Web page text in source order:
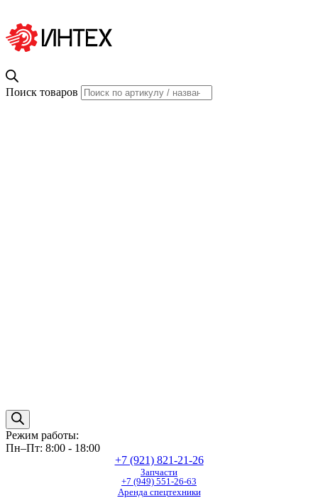
Поиск товаров
Режим работы:
Пн–Пт: 8:00 - 18:00
+7 (921) 821-21-26
Запчасти
+7 (949) 551-26-63
Аренда спецтехники